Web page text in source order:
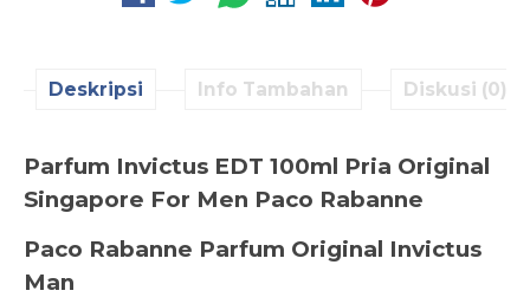
Deskripsi Info Tambahan Diskusi (0)
Parfum Invictus EDT 100ml Pria Original
Singapore For Men Paco Rabanne
Paco Rabanne Parfum Original Invictus
Man